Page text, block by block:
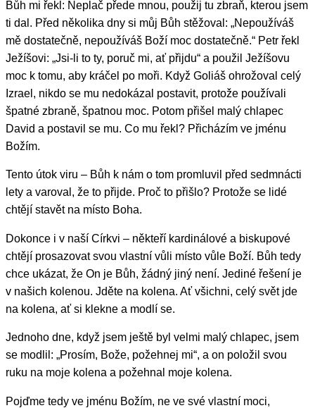
Bůh mi řekl: Neplač přede mnou, použij tu zbraň, kterou jsem
ti dal. Před několika dny si můj Bůh stěžoval: „Nepoužíváš
mě dostatečně, nepoužíváš Boží moc dostatečně.“ Petr řekl
Ježíšovi: „Jsi-li to ty, poruč mi, ať přijdu“ a použil Ježíšovu
moc k tomu, aby kráčel po moři. Když Goliáš ohrožoval celý
Izrael, nikdo se mu nedokázal postavit, protože používali
špatné zbraně, špatnou moc. Potom přišel malý chlapec
David a postavil se mu. Co mu řekl? Přicházím ve jménu
Božím.
Tento útok viru – Bůh k nám o tom promluvil před sedmnácti
lety a varoval, že to přijde. Proč to přišlo? Protože se lidé
chtějí stavět na místo Boha.
Dokonce i v naší Církvi – někteří kardinálové a biskupové
chtějí prosazovat svou vlastní vůli místo vůle Boží. Bůh tedy
chce ukázat, že On je Bůh, žádný jiný není. Jediné řešení je
v našich kolenou. Jděte na kolena. Ať všichni, celý svět jde
na kolena, ať si klekne a modlí se.
Jednoho dne, když jsem ještě byl velmi malý chlapec, jsem
se modlil: „Prosím, Bože, požehnej mi“, a on položil svou
ruku na moje kolena a požehnal moje kolena.
Pojďme tedy ve jménu Božím, ne ve své vlastní moci,